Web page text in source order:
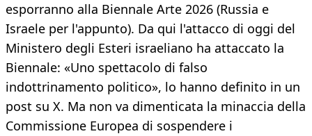
esporranno alla Biennale Arte 2026 (Russia e
Israele per l'appunto). Da qui l'attacco di oggi del
Ministero degli Esteri israeliano ha attaccato la
Biennale: «Uno spettacolo di falso
indottrinamento politico», lo hanno definito in un
post su X. Ma non va dimenticata la minaccia della
Commissione Europea di sospendere i